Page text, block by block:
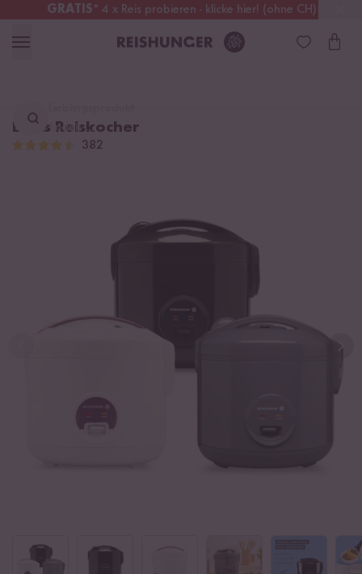
GRATIS* 4 x Reis probieren - klicke hier! (ohne CH)
Deutschland Kostenloser Versand
finden ...
Basis Reiskocher
382